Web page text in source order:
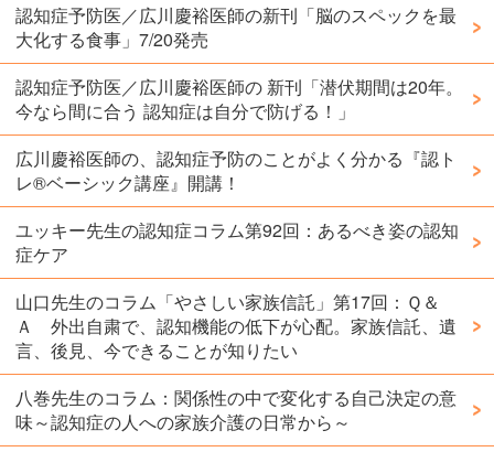
認知症予防医／広川慶裕医師の新刊「脳のスペックを最
大化する食事」7/20発売
認知症予防医／広川慶裕医師の 新刊「潜伏期間は20年。
今なら間に合う 認知症は自分で防げる！」
広川慶裕医師の、認知症予防のことがよく分かる『認ト
レ®️ベーシック講座』開講！
ユッキー先生の認知症コラム第92回：あるべき姿の認知
症ケア
山口先生のコラム「やさしい家族信託」第17回：Ｑ＆
Ａ 外出自粛で、認知機能の低下が心配。家族信託、遺
言、後見、今できることが知りたい
八巻先生のコラム：関係性の中で変化する自己決定の意
味～認知症の人への家族介護の日常から～